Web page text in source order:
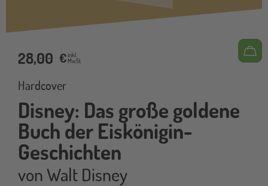
28,00 €inkl.
MwSt.
Hardcover
Disney: Das große goldene
Buch der Eiskönigin-
Geschichten
vonWalt Disney